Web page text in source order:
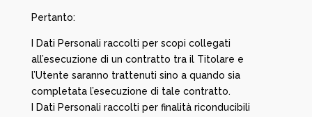
Pertanto:
I Dati Personali raccolti per scopi collegati
all’esecuzione di un contratto tra il Titolare e
l’Utente saranno trattenuti sino a quando sia
completata l’esecuzione di tale contratto.
I Dati Personali raccolti per finalità riconducibili